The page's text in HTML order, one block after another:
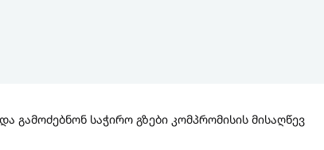
საჭირო გზები კომპრომისის